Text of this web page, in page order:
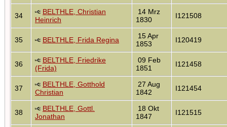
34
BELTHLE, Christian
Heinrich
14 Mrz
1830
I121508
35 BELTHLE, Frida Regina
15 Apr
1853
I120419
36
BELTHLE, Friedrike
(Frida)
09 Feb
1851
I121458
37
BELTHLE, Gotthold
Christian
27 Aug
1842
I121454
38
BELTHLE, Gottl.
Jonathan
18 Okt
1847
I121515